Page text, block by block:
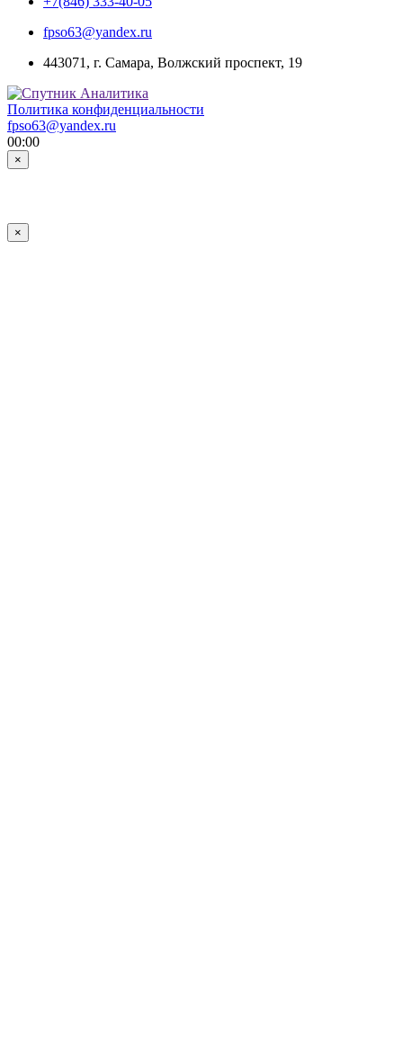
fpso63@yandex.ru
443071, г. Самара, Волжский проспект, 19
Политика конфиденциальности
fpso63@yandex.ru
00:00
×
×